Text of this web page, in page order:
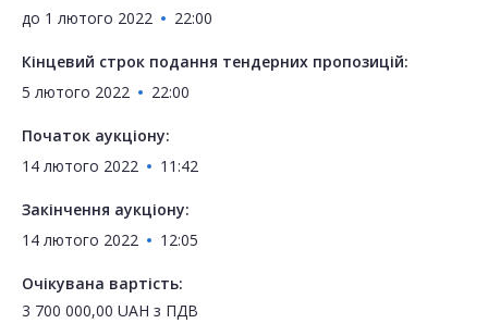
до 1 лютого 2022 22:00
Кінцевий строк подання тендерних пропозицій:
5 лютого 2022
22:00
Початок аукціону:
14 лютого 2022
11:42
Закінчення аукціону:
14 лютого 2022
12:05
Очікувана вартість:
3 700 000,00 UAH з ПДВ